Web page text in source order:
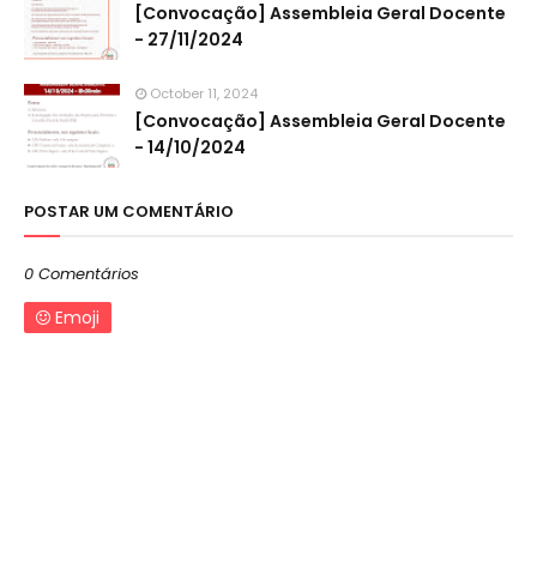
[Convocação] Assembleia Geral Docente
- 27/11/2024
October 11, 2024
[Convocação] Assembleia Geral Docente
- 14/10/2024
POSTAR UM COMENTÁRIO
0 Comentários
Emoji